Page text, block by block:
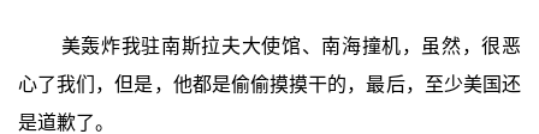
美轰炸我驻南斯拉夫大使馆、南海撞机，虽然，很恶
心了我们，但是，他都是偷偷摸摸干的，最后，至少美国还
是道歉了。